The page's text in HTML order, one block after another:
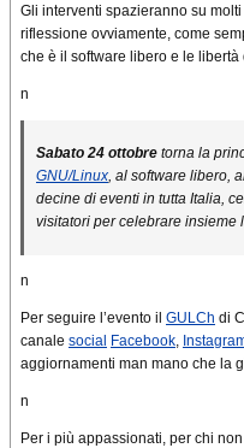
Gli interventi spazieranno su
riflessione ovviamente, come
che è il software libero e le libertà
n
Sabato 24 ottobre torna la
GNU/Linux , al software libero,
decine di eventi in tutta Italia,
visitatori per celebrare insieme
n
Per seguire l’evento il GULCh di
canale social Facebook
aggiornamenti man mano che la
n
Per i più appassionati, per chi